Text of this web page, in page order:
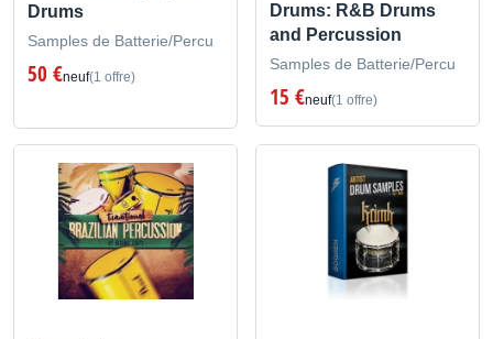
Drums
Samples de Batterie/Percu
50 €neuf(1 offre)
Drums: R&B Drums
and Percussion
Samples de Batterie/Percu
15 €neuf(1 offre)